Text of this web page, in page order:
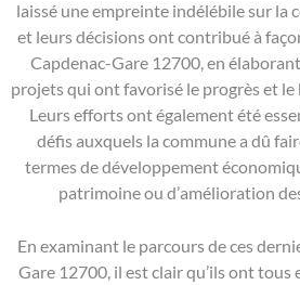
laissé une empreinte indélébile sur la
et leurs décisions ont contribué à
Capdenac-Gare 12700, en
projets qui ont favorisé le progrès et
Leurs efforts ont également été
défis auxquels la commune a dû
termes de développement
patrimoine ou d’amélioration
En examinant le parcours de ces
Gare 12700, il est clair qu’ils ont tous